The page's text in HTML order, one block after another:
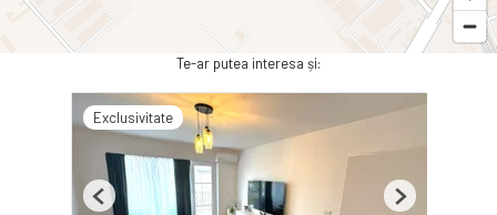
Te-ar putea interesa și:
Exclusivitate
Previous Next